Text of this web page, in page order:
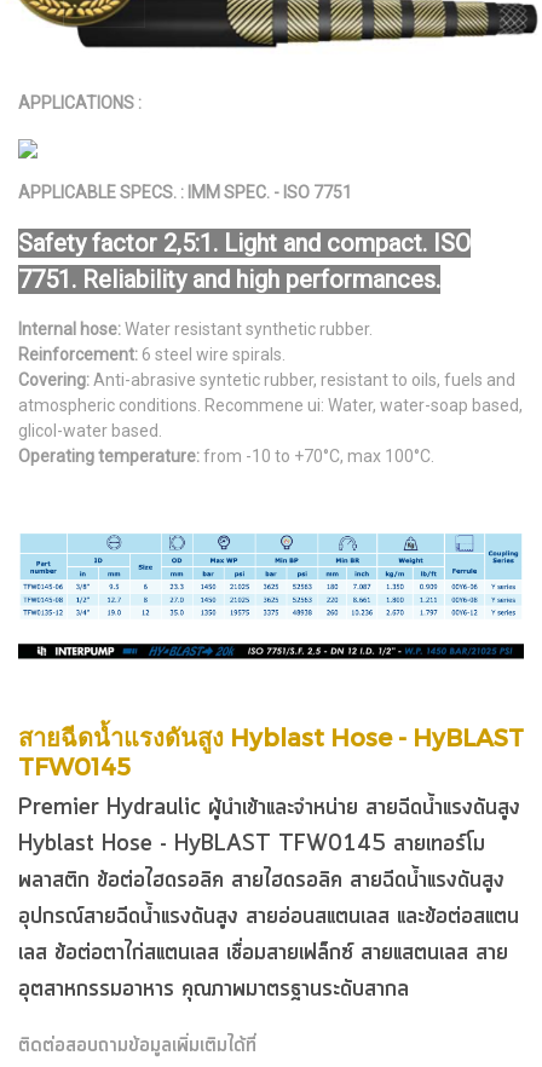
APPLICATIONS :
APPLICABLE SPECS. : IMM SPEC. - ISO 7751
Safety factor 2,5:1. Light and compact. ISO
7751. Reliability and high performances.
Internal hose:Water resistant synthetic rubber.
Reinforcement: 6 steel wire spirals.
Covering: Anti-abrasive syntetic rubber, resistant to oils, fuels and
atmospheric conditions. Recommene ui: Water, water-soap based,
glicol-water based.
Operating temperature:from -10 to +70°C, max 100°C.
สายฉีดน้ำแรงดันสูง Hyblast Hose - HyBLAST
TFW0145
Premier Hydraulic ผู้นำเข้าและจำหน่าย สายฉีดน้ำแรงดันสูง
Hyblast Hose - HyBLAST TFW0145 สายเทอร์โม
พลาสติก ข้อต่อไฮดรอลิค สายไฮดรอลิค สายฉีดน้ำแรงดันสูง
อุปกรณ์สายฉีดน้ำแรงดันสูง สายอ่อนสแตนเลส และข้อต่อสแตน
เลส ข้อต่อตาไก่สแตนเลส เชื่อมสายเฟล็กซ์ สายแสตนเลส สาย
อุตสาหกรรมอาหาร คุณภาพมาตรฐานระดับสากล
ติดต่อสอบถามข้อมูลเพิ่มเติมได้ที่